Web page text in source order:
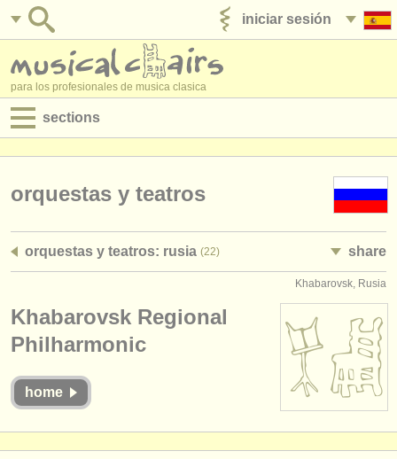
iniciar sesión
para los profesionales de musica clasica
sections
empleos - administración
cursillos
concursos
instrumentos robados
orquestas y teatros
orquestas y teatros: rusia (22) share
Khabarovsk, Rusia
Khabarovsk Regional
Philharmonic
home